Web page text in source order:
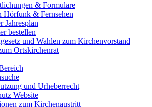
& Formulare
Hörfunk & Fernsehen
Jahresplan
bestellen
und Wahlen zum Kirchenvorstand
Ortskirchenrat
und Urheberrecht
Website
zum Kirchenaustritt